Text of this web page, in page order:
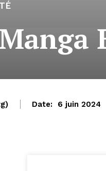
Date: 6 juin 2024